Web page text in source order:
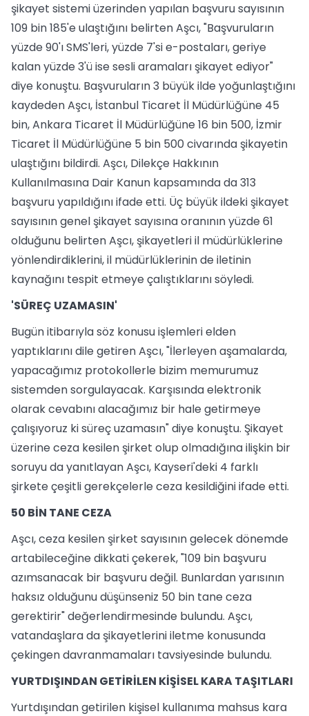
şikayet sistemi üzerinden yapılan başvuru sayısının
109 bin 185'e ulaştığını belirten Aşcı, "Başvuruların
yüzde 90'ı SMS'leri, yüzde 7'si e-postaları, geriye
kalan yüzde 3'ü ise sesli aramaları şikayet ediyor"
diye konuştu. Başvuruların 3 büyük ilde yoğunlaştığını
kaydeden Aşcı, İstanbul Ticaret İl Müdürlüğüne 45
bin, Ankara Ticaret İl Müdürlüğüne 16 bin 500, İzmir
Ticaret İl Müdürlüğüne 5 bin 500 civarında şikayetin
ulaştığını bildirdi. Aşcı, Dilekçe Hakkının
Kullanılmasına Dair Kanun kapsamında da 313
başvuru yapıldığını ifade etti. Üç büyük ildeki şikayet
sayısının genel şikayet sayısına oranının yüzde 61
olduğunu belirten Aşcı, şikayetleri il müdürlüklerine
yönlendirdiklerini, il müdürlüklerinin de iletinin
kaynağını tespit etmeye çalıştıklarını söyledi.
'SÜREÇ UZAMASIN'
Bugün itibarıyla söz konusu işlemleri elden
yaptıklarını dile getiren Aşcı, "İlerleyen aşamalarda,
yapacağımız protokollerle bizim memurumuz
sistemden sorgulayacak. Karşısında elektronik
olarak cevabını alacağımız bir hale getirmeye
çalışıyoruz ki süreç uzamasın" diye konuştu. Şikayet
üzerine ceza kesilen şirket olup olmadığına ilişkin bir
soruyu da yanıtlayan Aşcı, Kayseri'deki 4 farklı
şirkete çeşitli gerekçelerle ceza kesildiğini ifade etti.
50 BİN TANE CEZA
Aşcı, ceza kesilen şirket sayısının gelecek dönemde
artabileceğine dikkati çekerek, "109 bin başvuru
azımsanacak bir başvuru değil. Bunlardan yarısının
haksız olduğunu düşünseniz 50 bin tane ceza
gerektirir" değerlendirmesinde bulundu. Aşcı,
vatandaşlara da şikayetlerini iletme konusunda
çekingen davranmamaları tavsiyesinde bulundu.
YURTDIŞINDAN GETİRİLEN KİŞİSEL KARA TAŞITLARI
Yurtdışından getirilen kişisel kullanıma mahsus kara